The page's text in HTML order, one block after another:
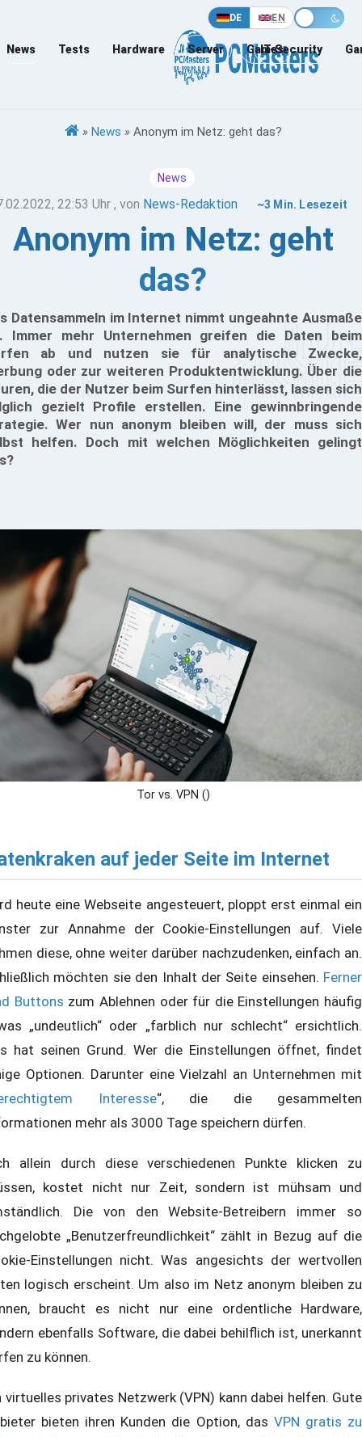
DE EN
News Tests Hardware Server Games
IT-Security
» News » Anonym im Netz: geht das?
News
22:53 Uhr , von News-Redaktion ~3 Min. Lesezeit
Anonym im Netz: geht
das?
Datensammeln im Internet nimmt ungeahnte Ausmaße
Immer mehr Unternehmen greifen die Daten beim
ab und nutzen sie für analytische Zwecke,
oder zur weiteren Produktentwicklung. Über die
die der Nutzer beim Surfen hinterlässt, lassen sich
gezielt Profile erstellen. Eine gewinnbringende
Wer nun anonym bleiben will, der muss sich
helfen. Doch mit welchen Möglichkeiten gelingt
Tor vs. VPN ()
auf jeder Seite im Internet
heute eine Webseite angesteuert, ploppt erst einmal ein
zur Annahme der Cookie-Einstellungen auf. Viele
diese, ohne weiter darüber nachzudenken, einfach an.
möchten sie den Inhalt der Seite einsehen. Ferner
Buttons zum Ablehnen oder für die Einstellungen häufig
„undeutlich“ oder „farblich nur schlecht“ ersichtlich.
hat seinen Grund. Wer die Einstellungen öffnet, findet
Optionen. Darunter eine Vielzahl an Unternehmen mit
Interesse“, die die gesammelten
mehr als 3000 Tage speichern dürfen.
allein durch diese verschiedenen Punkte klicken zu
kostet nicht nur Zeit, sondern ist mühsam und
Die von den Website-Betreibern immer so
„Benutzerfreundlichkeit“ zählt in Bezug auf die
Einstellungen nicht. Was angesichts der wertvollen
logisch erscheint. Um also im Netz anonym bleiben zu
braucht es nicht nur eine ordentliche Hardware,
ebenfalls Software, die dabei behilflich ist, unerkannt
zu können.
virtuelles privates Netzwerk (VPN) kann dabei helfen. Gute
bieten ihren Kunden die Option, das VPN gratis zu